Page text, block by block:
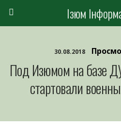
Ізюм
30.08.2018
Под Изюмом на базе
стартовали